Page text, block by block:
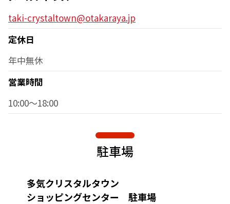
taki-crystaltown@otakaraya.jp
定休日
年中無休
営業時間
10:00～18:00
駐車場
多気クリスタルタウン
ショッピングセンター 駐車場